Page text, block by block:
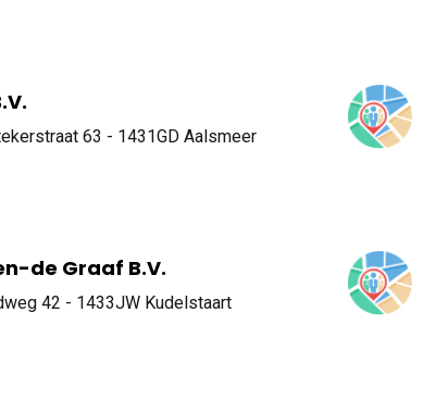
63 - 1431GD Aalsmeer
de Graaf B.V.
42 - 1433JW Kudelstaart